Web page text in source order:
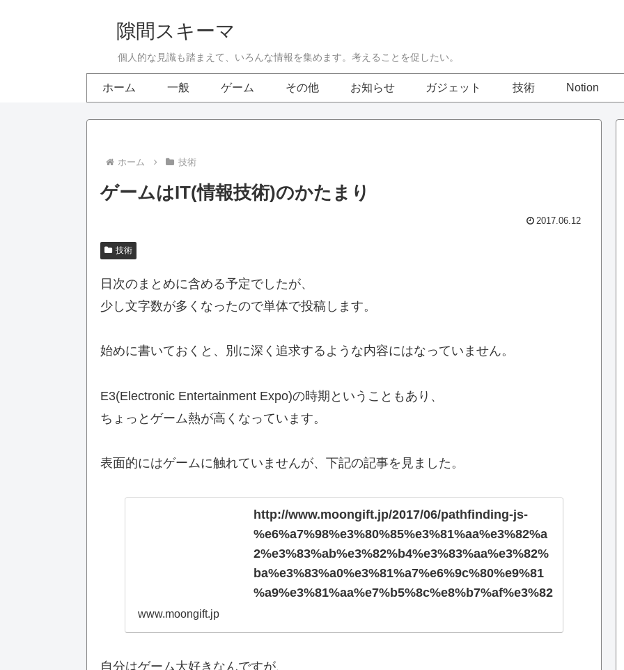
隙間スキーマ
個人的な見識も踏まえて、いろんな情報を集めます。考えることを促したい。
ホーム 一般 ゲーム その他 お知らせ ガジェット 技術 Notion
ホーム 技術
ゲームはIT(情報技術)のかたまり
2017.06.12
技術
日次のまとめに含める予定でしたが、
少し文字数が多くなったので単体で投稿します。
始めに書いておくと、別に深く追求するような内容にはなっていません。
E3(Electronic Entertainment Expo)の時期ということもあり、
ちょっとゲーム熱が高くなっています。
表面的にはゲームに触れていませんが、下記の記事を見ました。
http://www.moongift.jp/2017/06/pathfinding-js-
%e6%a7%98%e3%80%85%e3%81%aa%e3%82%a
2%e3%83%ab%e3%82%b4%e3%83%aa%e3%82%
ba%e3%83%a0%e3%81%a7%e6%9c%80%e9%81
%a9%e3%81%aa%e7%b5%8c%e8%b7%af%e3%82
www.moongift.jp
自分はゲーム大好きなんですが、